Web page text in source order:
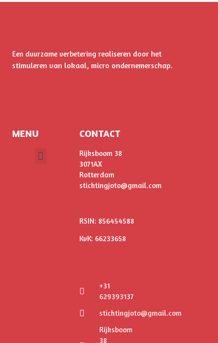
Een duurzame verbetering realiseren door het
stimuleren van lokaal, micro ondernemerschap.
MENU CONTACT
Rijksboom 38
3071AX
Rotterdam
stichtingjoto@gmail.com
RSIN: 856454588
KvK: 66233658
+31
629393137
stichtingjoto@gmail.com
Rijksboom
38